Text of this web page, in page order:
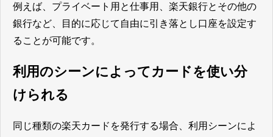
例えば、プライベート用と仕事用、楽天銀行とその他の
銀行など、目的に応じて自由に引き落とし口座を設定す
ることが可能です。
利用のシーンによってカードを使い分
けられる
同じ種類の楽天カードを発行する場合、利用シーンによ